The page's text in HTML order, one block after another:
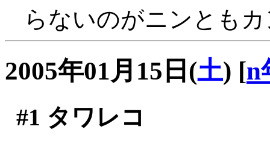
らないのがニンとも
2005年01月15日(土) [n
#1 タワレコ